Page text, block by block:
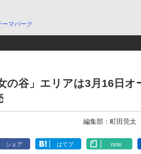
ーマパーク
の谷」エリアは3月16日オ
編集部：町田莞太
シェア はてブ note